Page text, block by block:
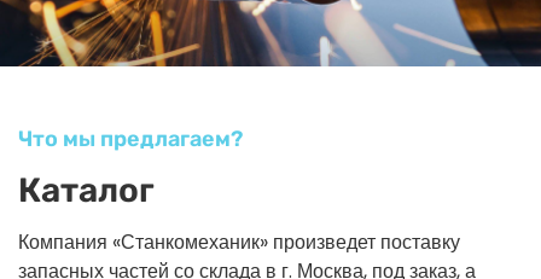
Что мы предлагаем?
Каталог
Компания «Станкомеханик» произведет поставку
запасных частей со склада в г. Москва, под заказ, а